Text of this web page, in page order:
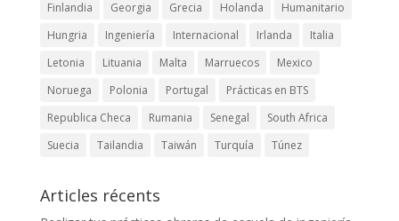
Finlandia
Georgia Grecia Holanda
Humanitario
Hungria
Ingeniería Internacional Irlanda
Italia
Letonia
Lituania Malta Marruecos
Mexico
Noruega
Polonia Portugal
Prácticas en BTS
Republica Checa
Rumania Senegal
South Africa
Suecia
Tailandia Taiwán Turquía Túnez
Articles récents